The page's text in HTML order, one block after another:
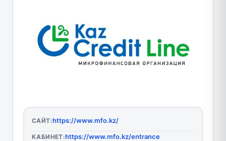
САЙТ:https://www.mfo.kz/
КАБИНЕТ:https://www.mfo.kz/entrance